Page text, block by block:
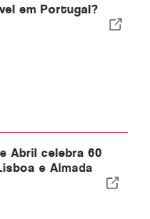
em Portugal?
Abril celebra 60
e Almada